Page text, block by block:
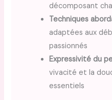
décomposant
Techniques
adaptées aux
passionnés
Expressivité du
vivacité et la
essentiels